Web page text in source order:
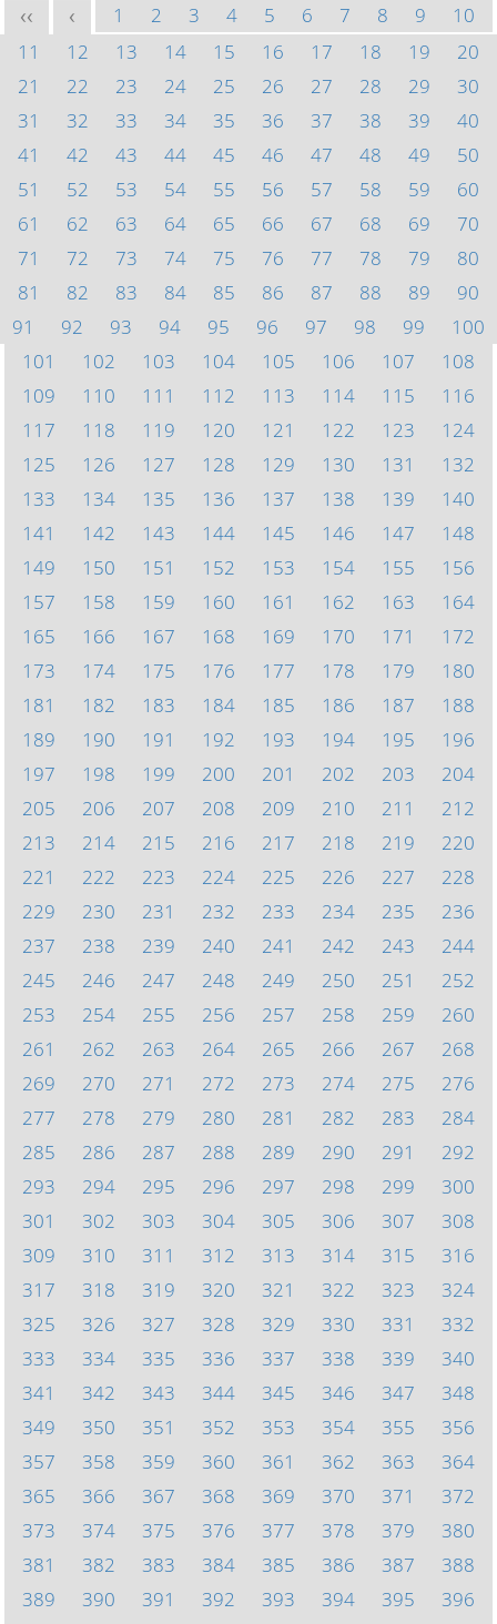
<< < 1 2 3 4 5 6 7 8 9
10
11
12 13 14 15 16 17 18 19
20
21
22 23 24 25 26 27 28 29
30
31
32 33 34 35 36 37 38 39
40
41
42 43 44 45 46 47 48 49
50
51
52 53 54 55 56 57 58 59
60
61
62 63 64 65 66 67 68 69
70
71
72 73 74 75 76 77 78 79
80
81
82 83 84 85 86 87 88 89
90
91
92 93 94 95 96 97 98 99
100
101
102 103 104 105 106 107
108
109
110 111 112 113 114 115
116
117
118 119 120 121 122 123
124
125
126 127 128 129 130 131
132
133
134 135 136 137 138 139
140
141
142 143 144 145 146 147
148
149
150 151 152 153 154 155
156
157
158 159 160 161 162 163
164
165
166 167 168 169 170 171
172
173
174 175 176 177 178 179
180
181
182 183 184 185 186 187
188
189
190 191 192 193 194 195
196
197
198 199 200 201 202 203
204
205
206 207 208 209 210 211
212
213
214 215 216 217 218 219
220
221
222 223 224 225 226 227
228
229
230 231 232 233 234 235
236
237
238 239 240 241 242 243
244
245
246 247 248 249 250 251
252
253
254 255 256 257 258 259
260
261
262 263 264 265 266 267
268
269
270 271 272 273 274 275
276
277
278 279 280 281 282 283
284
285
286 287 288 289 290 291
292
293
294 295 296 297 298 299
300
301
302 303 304 305 306 307
308
309
310 311 312 313 314 315
316
317
318 319 320 321 322 323
324
325
326 327 328 329 330 331
332
333
334 335 336 337 338 339
340
341
342 343 344 345 346 347
348
349
350 351 352 353 354 355
356
357
358 359 360 361 362 363
364
365
366 367 368 369 370 371
372
373
374 375 376 377 378 379
380
381
382 383 384 385 386 387
388
389
390 391 392 393 394 395
396